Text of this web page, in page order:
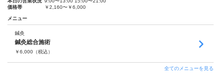
価格帯
￥2,160〜￥6,000
メニュー
鍼灸
鍼灸総合施術
￥6,000 （税込）
全てのメニューを見る